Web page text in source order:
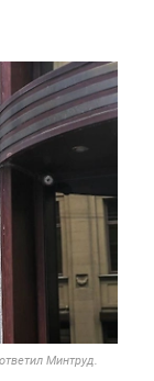
Минтруд.